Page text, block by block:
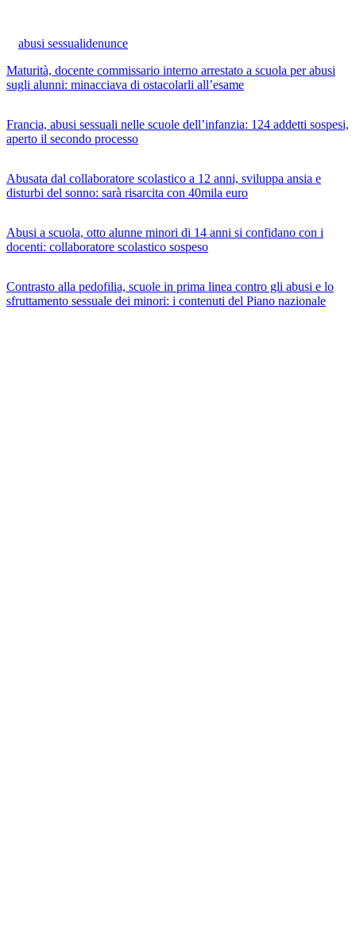
abusi sessualidenunce
Maturità, docente commissario interno arrestato a scuola per abusi
sugli alunni: minacciava di ostacolarli all’esame
Francia, abusi sessuali nelle scuole dell’infanzia: 124 addetti sospesi,
aperto il secondo processo
Abusata dal collaboratore scolastico a 12 anni, sviluppa ansia e
disturbi del sonno: sarà risarcita con 40mila euro
Abusi a scuola, otto alunne minori di 14 anni si confidano con i
docenti: collaboratore scolastico sospeso
Contrasto alla pedofilia, scuole in prima linea contro gli abusi e lo
sfruttamento sessuale dei minori: i contenuti del Piano nazionale